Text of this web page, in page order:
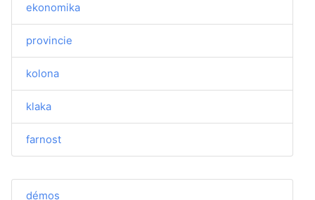
ekonomika
provincie
kolona
klaka
farnost
démos